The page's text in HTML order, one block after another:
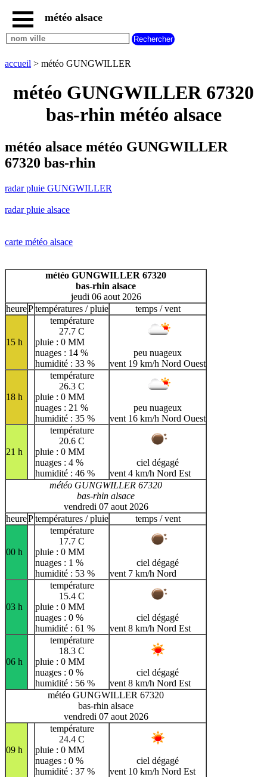
accueil
radar
GUNGWILLER
météo
alsace
carte
météo
météo
H
I J K L M
N
T
U
V
W X Y Z
météo alsace
accueil > météo GUNGWILLER
météo GUNGWILLER 67320
bas-rhin météo alsace
météo alsace météo GUNGWILLER
67320 bas-rhin
radar pluie GUNGWILLER
radar pluie alsace
carte météo alsace
météo GUNGWILLER 67320
bas-rhin alsace
jeudi 06 aout 2026
heurePtempératures / pluie temps / vent
15 h
température
27.7 C
pluie : 0 MM
nuages : 14 %
humidité : 33 %
peu nuageux
vent 19 km/h Nord Ouest
18 h
température
26.3 C
pluie : 0 MM
nuages : 21 %
humidité : 35 %
peu nuageux
vent 16 km/h Nord Ouest
21 h
température
20.6 C
pluie : 0 MM
nuages : 4 %
humidité : 46 %
ciel dégagé
vent 4 km/h Nord Est
météo GUNGWILLER 67320
bas-rhin alsace
vendredi 07 aout 2026
heurePtempératures / pluie temps / vent
00 h
température
17.7 C
pluie : 0 MM
nuages : 1 %
humidité : 53 %
ciel dégagé
vent 7 km/h Nord
03 h
température
15.4 C
pluie : 0 MM
nuages : 0 %
humidité : 61 %
ciel dégagé
vent 8 km/h Nord Est
06 h
température
18.3 C
pluie : 0 MM
nuages : 0 %
humidité : 56 %
ciel dégagé
vent 8 km/h Nord Est
météo GUNGWILLER 67320
bas-rhin alsace
vendredi 07 aout 2026
09 h
température
24.4 C
pluie : 0 MM
nuages : 0 %
humidité : 37 %
ciel dégagé
vent 10 km/h Nord Est